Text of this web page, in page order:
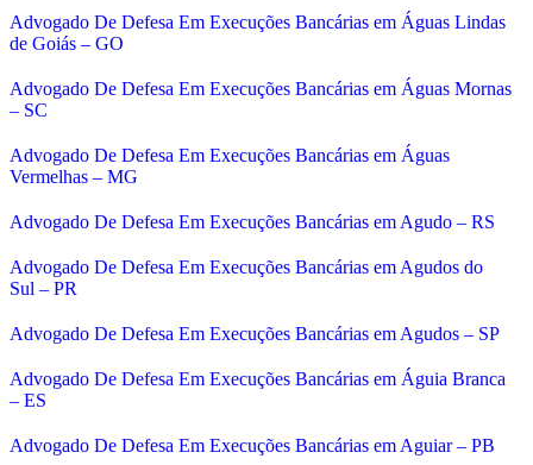
Advogado De Defesa Em Execuções Bancárias em Águas Lindas
de Goiás – GO
Advogado De Defesa Em Execuções Bancárias em Águas Mornas
– SC
Advogado De Defesa Em Execuções Bancárias em Águas
Vermelhas – MG
Advogado De Defesa Em Execuções Bancárias em Agudo – RS
Advogado De Defesa Em Execuções Bancárias em Agudos do
Sul – PR
Advogado De Defesa Em Execuções Bancárias em Agudos – SP
Advogado De Defesa Em Execuções Bancárias em Águia Branca
– ES
Advogado De Defesa Em Execuções Bancárias em Aguiar – PB